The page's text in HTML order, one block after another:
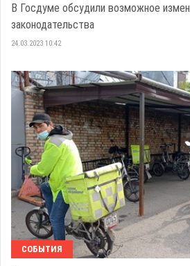
В Госдуме обсудили возможное
законодательства
24.03.2023 10:42
СОБЫТИЯ